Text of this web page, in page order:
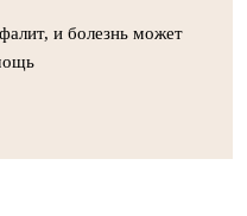
и болезнь может